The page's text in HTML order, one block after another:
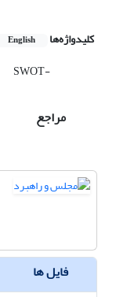
کلیدواژه‌ها English
SWOT-
مراجع
فایل ها